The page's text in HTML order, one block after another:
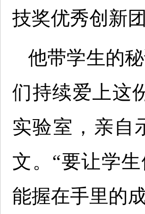
技奖优秀创新团
他带学生的
们持续爱上这
实验室，亲自
文。“要让学
能握在手里的